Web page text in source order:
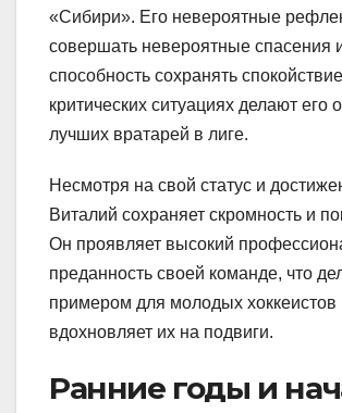
«Сибири». Его невероятные
совершать невероятные спасения
способность сохранять
критических ситуациях делают его
лучших вратарей в лиге.
Несмотря на свой статус и
Виталий сохраняет скромность и
Он проявляет высокий
преданность своей команде, что
примером для молодых хоккеистов
вдохновляет их на подвиги.
Ранние годы и